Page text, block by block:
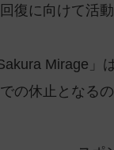
復に向けて活
Mirage」
の休止となる